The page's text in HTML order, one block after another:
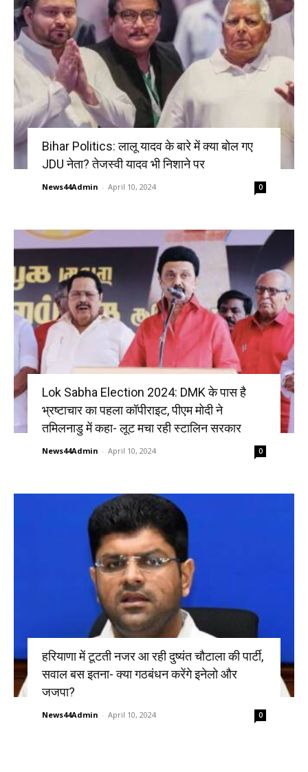
Bihar Politics: लालू यादव के बारे में क्या बोल गए
JDU नेता? तेजस्वी यादव भी निशाने पर
News44Admin - April 10, 2024 0
Lok Sabha Election 2024: DMK के पास है
भ्रष्टाचार का पहला कॉपीराइट, पीएम मोदी ने
तमिलनाडु में कहा- लूट मचा रही स्टालिन सरकार
News44Admin - April 10, 2024 0
हरियाणा में टूटती नजर आ रही दुष्यंत चौटाला की पार्टी,
सवाल बस इतना- क्या गठबंधन करेंगे इनेलो और
जजपा?
News44Admin - April 10, 2024 0